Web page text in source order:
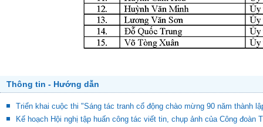
Thông tin - Hướng dẫn
Triển khai cuộc thi "Sáng tác tranh cổ động chào mừng 90 năm thành
Kế hoạch Hội nghị tập huấn công tác viết tin, chụp ảnh của Công đoàn